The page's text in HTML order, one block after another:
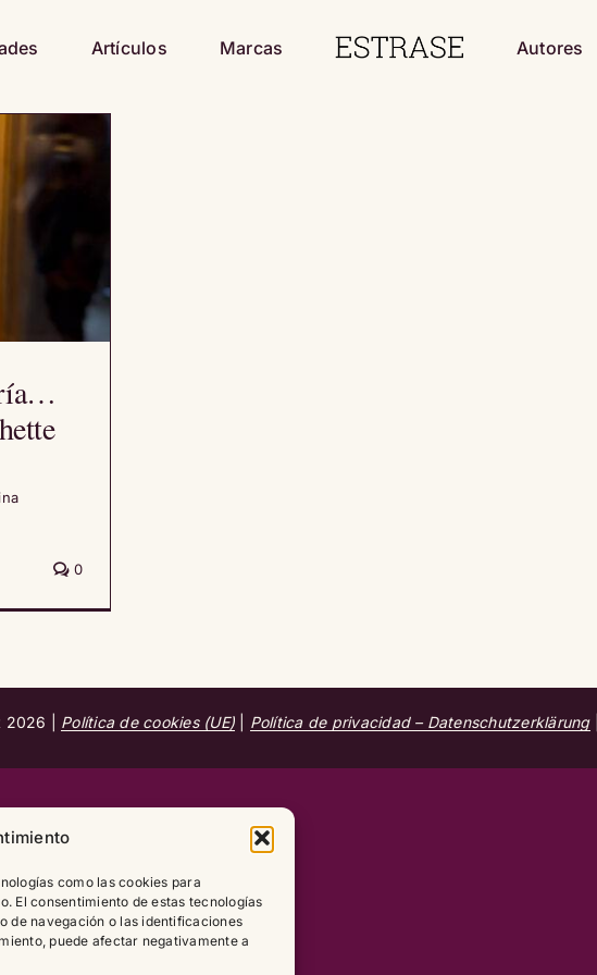
como las cookies para
El consentimiento de estas tecnologías
de navegación o las identificaciones
puede afectar negativamente a
Artículos Marcas Autores
0
2026 | Política de cookies (UE) Política de privacidad – Datenschutzerklärung|